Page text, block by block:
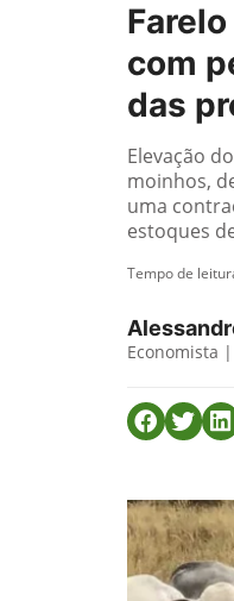
com
das
Elevação
moinhos,
uma
estoques
Tempo de
Economista